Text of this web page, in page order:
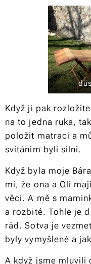
Když ji pak
na to jedna ruka,
položit matraci a
svítáním byli silní.
Když byla moje
mi, že ona a Olí
věci. A mě s
a rozbité. Tohle je
rád. Sotva je
byly vymyšlené a
A když jsme mluvili